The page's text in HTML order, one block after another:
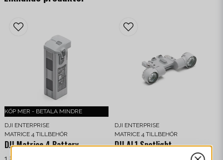
KÖP MER - BETALA MINDRE
DJI ENTERPRISE
MATRICE 4 TILLBEHÖR
DJI Matrice 4 Battery
DJI ENTERPRISE
MATRICE 4 TILLBEHÖR
DJI AL1 Spotlight
Inkluderat i paketet
1x Obstacle Sensing Module
1x H2.5 Insexnyckel
1x H1.5 Insexnyckel
1x Adapterfäster (Matrice 4 serien)
12x Reflective Stickers (for DJI Dock)
Få 5% rabatt